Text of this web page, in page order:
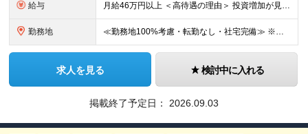
給与 月給46万円以上 ＜高待遇の理由＞ 投資増加が見込まれる領域へ大きな強みを持つ当社には、大手建設会社の元請けの大型工事が多数寄せられます。そのため、施工管理として働く皆さんを、高待遇でお迎えすること
勤務地 ≪勤務地100%考慮・転勤なし・社宅完備≫ ※配属は全国のプロジェクト先 ※あなたの希望を考慮し、勤務地を決定します。 ※U・Iターン歓迎 ※出張面接も可能です！お住まいの近くに伺います。(応相談
求人を見る 検討中に入れる
掲載終了予定日： 2026.09.03